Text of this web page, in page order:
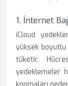
1. İnternet
iCloud
yüksek boyutlu
tüketir.
yedeklemeler